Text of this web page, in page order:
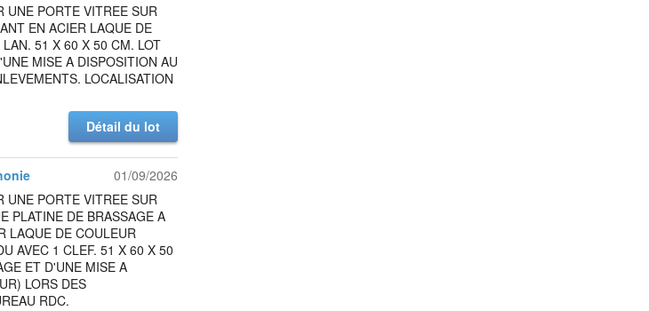
UNE PORTE VITREE SUR
EN ACIER LAQUE DE
51 X 60 X 50 CM. LOT
MISE A DISPOSITION AU
LOCALISATION
Détail du lot
01/09/2026
UNE PORTE VITREE SUR
PLATINE DE BRASSAGE A
LAQUE DE COULEUR
AVEC 1 CLEF. 51 X 60 X 50
ET D'UNE MISE A
LORS DES
RDC.